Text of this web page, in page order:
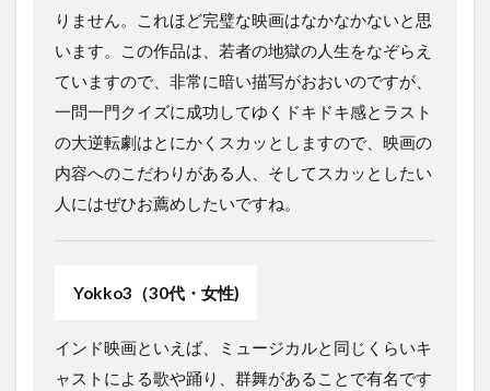
りません。これほど完璧な映画はなかなかないと思
います。この作品は、若者の地獄の人生をなぞらえ
ていますので、非常に暗い描写がおおいのですが、
一問一門クイズに成功してゆくドキドキ感とラスト
の大逆転劇はとにかくスカッとしますので、映画の
内容へのこだわりがある人、そしてスカッとしたい
人にはぜひお薦めしたいですね。
Yokko3（30代・女性)
インド映画といえば、ミュージカルと同じくらいキ
ャストによる歌や踊り、群舞があることで有名です